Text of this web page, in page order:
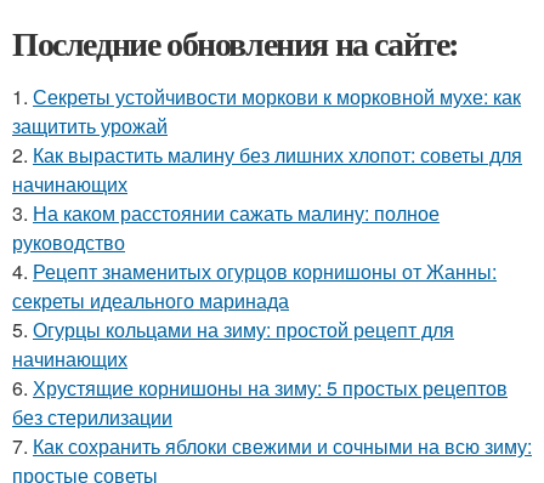
Последние обновления на сайте:
1. Секреты устойчивости моркови к морковной мухе: как
защитить урожай
2. Как вырастить малину без лишних хлопот: советы для
начинающих
3. На каком расстоянии сажать малину: полное
руководство
4. Рецепт знаменитых огурцов корнишоны от Жанны:
секреты идеального маринада
5. Огурцы кольцами на зиму: простой рецепт для
начинающих
6. Хрустящие корнишоны на зиму: 5 простых рецептов
без стерилизации
7. Как сохранить яблоки свежими и сочными на всю зиму:
простые советы